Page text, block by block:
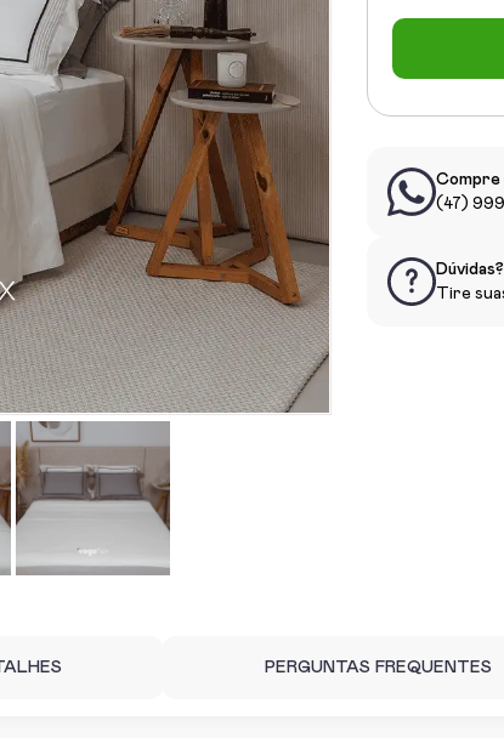
Compre
(47)
Dúvidas?
Tire
PERGUNTAS FREQUENTES